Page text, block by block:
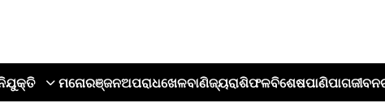
ମନୋରଞ୍ଜନଅପରାଧଖେଳବାଣିଜ୍ୟରାଶିଫଳବିଶେଷପାଣିପାଗ